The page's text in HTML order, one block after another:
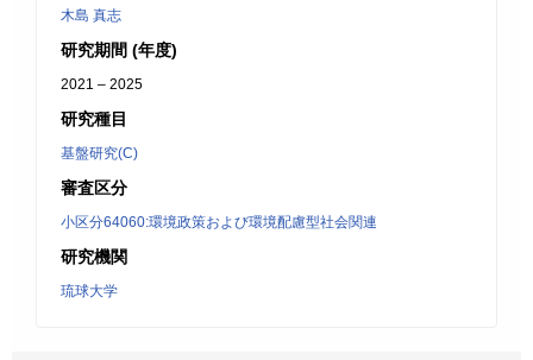
木島 真志
研究期間 (年度)
2021 – 2025
研究種目
基盤研究(C)
審査区分
小区分64060:環境政策および環境配慮型社会関連
研究機関
琉球大学